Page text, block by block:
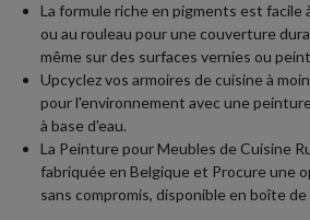
La formule riche en pigments est facile
ou au rouleau pour une couverture
même sur des surfaces vernies ou
Upcyclez vos armoires de cuisine à
pour l'environnement avec une
à base d'eau.
La Peinture pour Meubles de Cuisine
fabriquée en Belgique et Procure une
sans compromis, disponible en boîte de